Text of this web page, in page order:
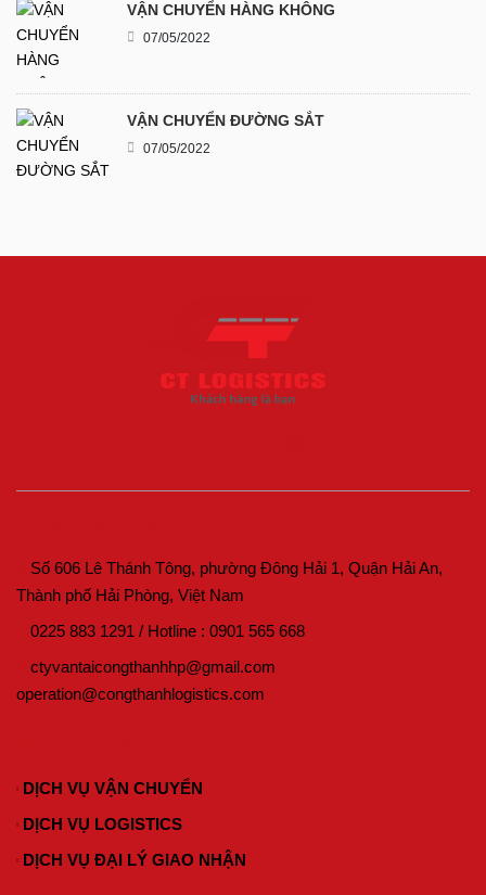
VẬN CHUYỂN HÀNG KHÔNG
07/05/2022
VẬN CHUYỂN ĐƯỜNG SẮT
07/05/2022
Số 606 Lê Thánh Tông, phường Đông Hải 1, Quận Hải An,
Thành phố Hải Phòng, Việt Nam
0225 883 1291 / Hotline : 0901 565 668
ctyvantaicongthanhhp@gmail.com
operation@congthanhlogistics.com
DỊCH VỤ VẬN CHUYỂN
DỊCH VỤ LOGISTICS
DỊCH VỤ ĐẠI LÝ GIAO NHẬN